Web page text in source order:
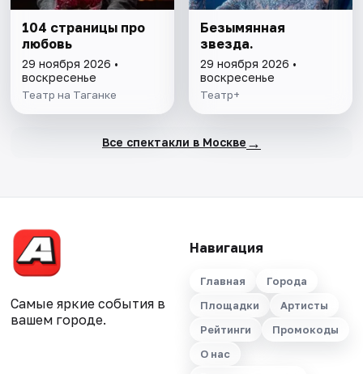
104 страницы про
любовь
29 ноября 2026 •
воскресенье
Театр на Таганке
Безымянная
звезда.
29 ноября 2026 •
воскресенье
Театр+
Все спектакли в Москве →
Самые яркие события в
вашем городе.
Навигация
Главная
Города
Площадки
Артисты
Рейтинги
Промокоды
О нас